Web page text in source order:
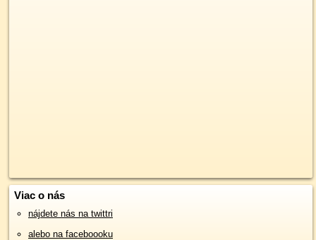
Viac o nás
nájdete nás na twittri
alebo na faceboooku